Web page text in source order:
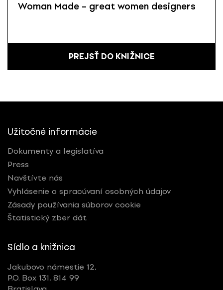
Woman Made – great women designers
PREJSŤ DO KNIŽNICE
Užitočné informácie
Dokumenty a legislatíva
Press
Navštívte nás
Vyhlásenie o spracúvaní osobných údajov
Zásady používania súborov cookie
Štatistický zber dát
Sídlo a knižnica
Jakubovo námestie 12,
P.O. Box 131, 814 99